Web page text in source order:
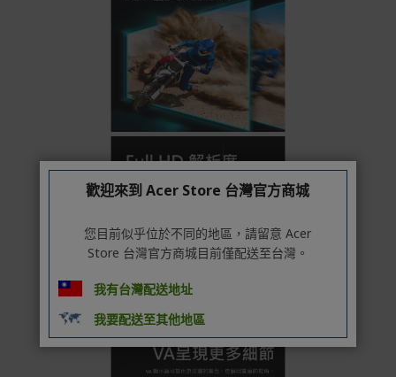
本網站提供以下付款方式：
信用卡一次付清：支援Visa、Master Card及JCB卡
信用卡分期付款：限指定商品使用，滿1千享3期0利
率/滿1萬享3期0利率/滿3萬享12期0利率
LINEPAY(含iPASS MONEY)
Apple Pay：須使用行動裝置
Samsung Wallet (原Samsung Pay)：須使用行動裝
置
歡迎來到 Acer Store 台灣官方商城
您目前似乎位於不同的地區，請留意 Acer
Store 台灣官方商城目前僅配送至台灣。
我有台灣配送地址
我要配送至其他地區